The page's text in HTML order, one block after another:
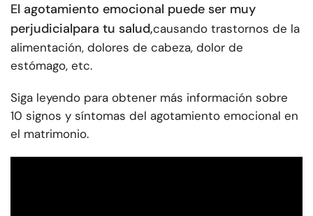
El agotamiento emocional puede ser muy
perjudicialpara tu salud,causando trastornos de la
alimentación, dolores de cabeza, dolor de
estómago, etc.
Siga leyendo para obtener más información sobre
10 signos y síntomas del agotamiento emocional en
el matrimonio.